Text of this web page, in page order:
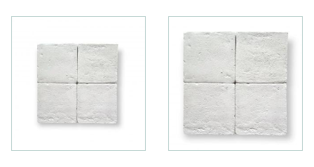
étant dotée de toutes les propriétés modernes requises